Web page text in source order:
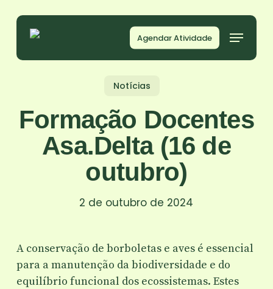
content
Agendar Atividade
Notícias
Formação Docentes
Asa.Delta (16 de
outubro)
2 de outubro de 2024
A conservação de borboletas e aves é essencial
para a manutenção da biodiversidade e do
equilíbrio funcional dos ecossistemas. Estes